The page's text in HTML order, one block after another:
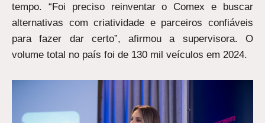
tempo. “Foi preciso reinventar o Comex e buscar
alternativas com criatividade e parceiros confiáveis
para fazer dar certo”, afirmou a supervisora. O
volume total no país foi de 130 mil veículos em 2024.